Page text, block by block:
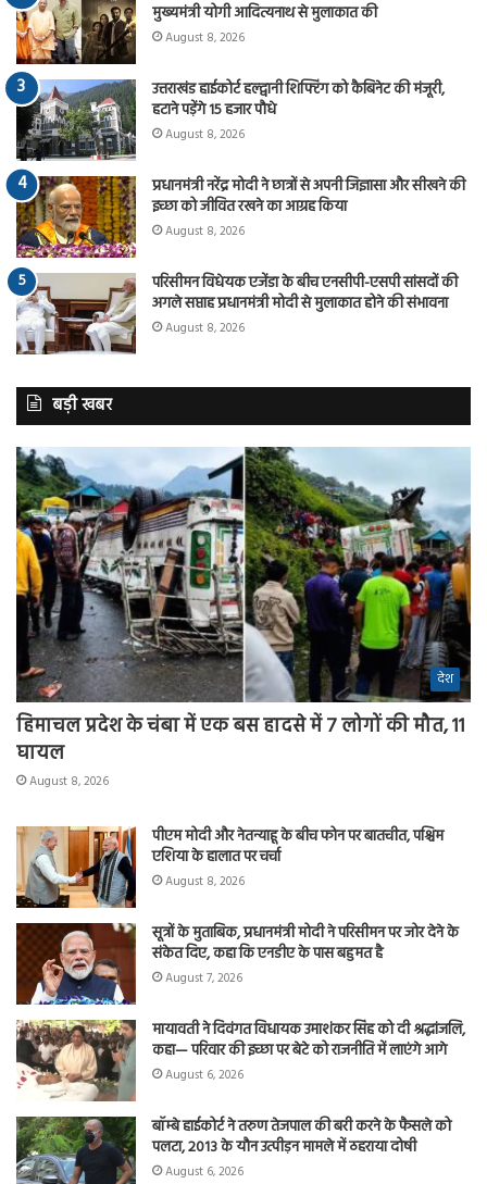
मुख्यमंत्री योगी आदित्यनाथ से मुलाकात की
August 8, 2026
उत्तराखंड हाईकोर्ट हल्द्वानी शिफ्टिंग को कैबिनेट की मंजूरी,
हटाने पड़ेंगे 15 हजार पौधे
August 8, 2026
प्रधानमंत्री नरेंद्र मोदी ने छात्रों से अपनी जिज्ञासा और सीखने की
इच्छा को जीवित रखने का आग्रह किया
August 8, 2026
परिसीमन विधेयक एजेंडा के बीच एनसीपी-एसपी सांसदों की
अगले सप्ताह प्रधानमंत्री मोदी से मुलाकात होने की संभावना
August 8, 2026
बड़ी खबर
देश
हिमाचल प्रदेश के चंबा में एक बस हादसे में 7 लोगों की मौत, 11
घायल
August 8, 2026
पीएम मोदी और नेतन्याहू के बीच फोन पर बातचीत, पश्चिम
एशिया के हालात पर चर्चा
August 8, 2026
सूत्रों के मुताबिक, प्रधानमंत्री मोदी ने परिसीमन पर जोर देने के
संकेत दिए, कहा कि एनडीए के पास बहुमत है
August 7, 2026
मायावती ने दिवंगत विधायक उमाशंकर सिंह को दी श्रद्धांजलि,
कहा— परिवार की इच्छा पर बेटे को राजनीति में लाएंगे आगे
August 6, 2026
बॉम्बे हाईकोर्ट ने तरुण तेजपाल की बरी करने के फैसले को
पलटा, 2013 के यौन उत्पीड़न मामले में ठहराया दोषी
August 6, 2026